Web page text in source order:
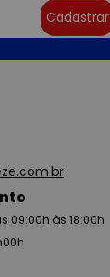
Cadastrar
às 18:00h